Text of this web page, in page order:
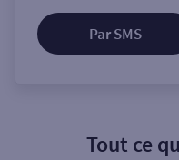
Par SMS
Tout ce